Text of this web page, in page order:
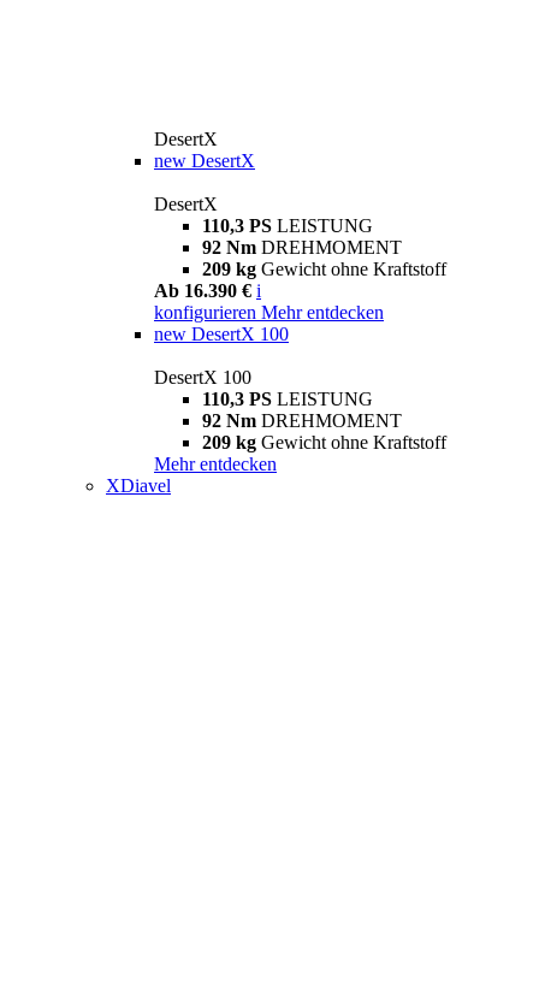
DesertX
new DesertX
DesertX
110,3 PS LEISTUNG
92 Nm DREHMOMENT
209 kg Gewicht ohne Kraftstoff
Ab 16.390 € i
konfigurieren Mehr entdecken
new DesertX 100
DesertX 100
110,3 PS LEISTUNG
92 Nm DREHMOMENT
209 kg Gewicht ohne Kraftstoff
Mehr entdecken
XDiavel